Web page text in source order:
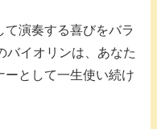
演奏する喜びをバラ
バイオリンは、あなた
ーとして一生使い続け